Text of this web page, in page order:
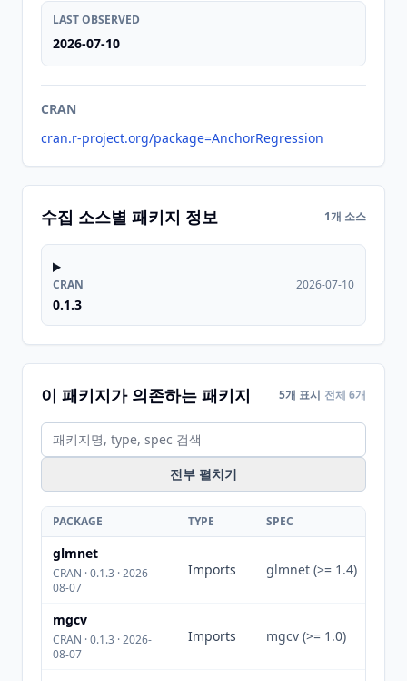
LAST OBSERVED
2026-07-10
CRAN
cran.r-project.org/package=AnchorRegression
수집 소스별 패키지 정보 1개 소스
CRAN
0.1.3
2026-07-10
이 패키지가 의존하는 패키지 5개 표시 전체 6개
전부 펼치기
PACKAGE TYPE SPEC
glmnet
CRAN · 0.1.3 · 2026-
08-07
Imports glmnet (>= 1.4)
mgcv
CRAN · 0.1.3 · 2026-
08-07
Imports mgcv (>= 1.0)